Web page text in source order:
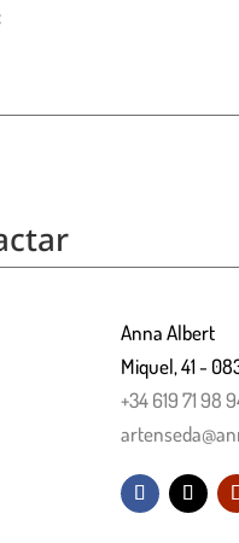
Anna Albert
Miquel, 41 -
+34 619 71 98